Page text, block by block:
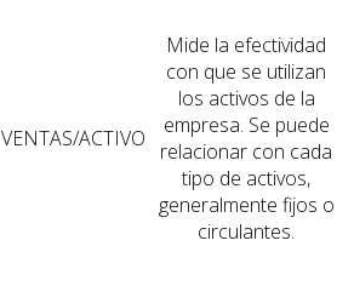
VENTAS/ACTIVO
Mide la efectividad
con que se utilizan
los activos de la
empresa. Se puede
relacionar con cada
tipo de activos,
generalmente fijos o
circulantes.